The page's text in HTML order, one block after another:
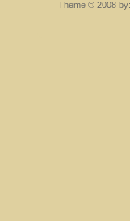
Theme © 2008 by: